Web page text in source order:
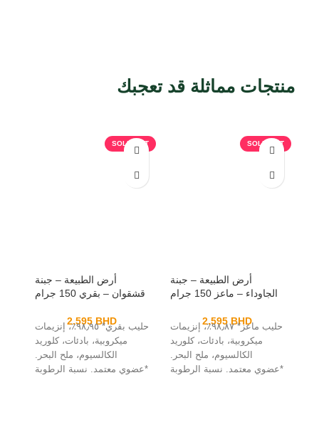
منتجات مماثلة قد تعجبك
SOLD OUT
أرض الطبيعة – جبنة
الجاوداء – ماعز 150 جرام
2.595BHD
حليب ماعز* ٩٨٫٨٧٪، إنزيمات
ميكروبية، بادئات، كلوريد
الكالسيوم، ملح البحر.
*عضوي معتمد. نسبة الرطوبة
SOLD OUT
أرض الطبيعة – جبنة
قشقوان – بقري 150 جرام
2.595BHD
حليب بقري* ٩٨٫٩٥٪، إنزيمات
ميكروبية، بادئات، كلوريد
الكالسيوم، ملح البحر.
*عضوي معتمد. نسبة الرطوبة